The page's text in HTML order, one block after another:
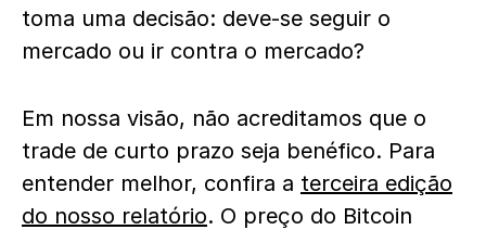
toma uma decisão: deve-se seguir o
mercado ou ir contra o mercado?
Em nossa visão, não acreditamos que o
trade de curto prazo seja benéfico. Para
entender melhor, confira a terceira edição
do nosso relatório. O preço do Bitcoin